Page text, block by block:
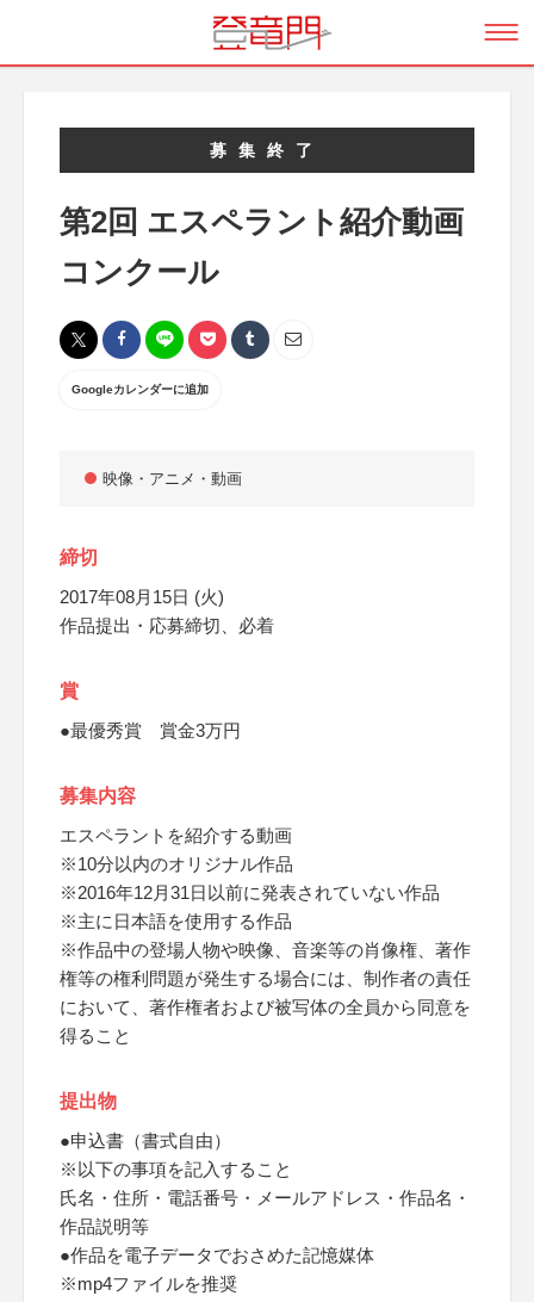
募集終了
第2回 エスペラント紹介動画
コンクール
Googleカレンダーに追加
映像・アニメ・動画
締切
2017年08月15日 (火)
作品提出・応募締切、必着
賞
●最優秀賞 賞金3万円
募集内容
エスペラントを紹介する動画
※10分以内のオリジナル作品
※2016年12月31日以前に発表されていない作品
※主に日本語を使用する作品
※作品中の登場人物や映像、音楽等の肖像権、著作
権等の権利問題が発生する場合には、制作者の責任
において、著作権者および被写体の全員から同意を
得ること
提出物
●申込書（書式自由）
※以下の事項を記入すること
氏名・住所・電話番号・メールアドレス・作品名・
作品説明等
●作品を電子データでおさめた記憶媒体
※mp4ファイルを推奨